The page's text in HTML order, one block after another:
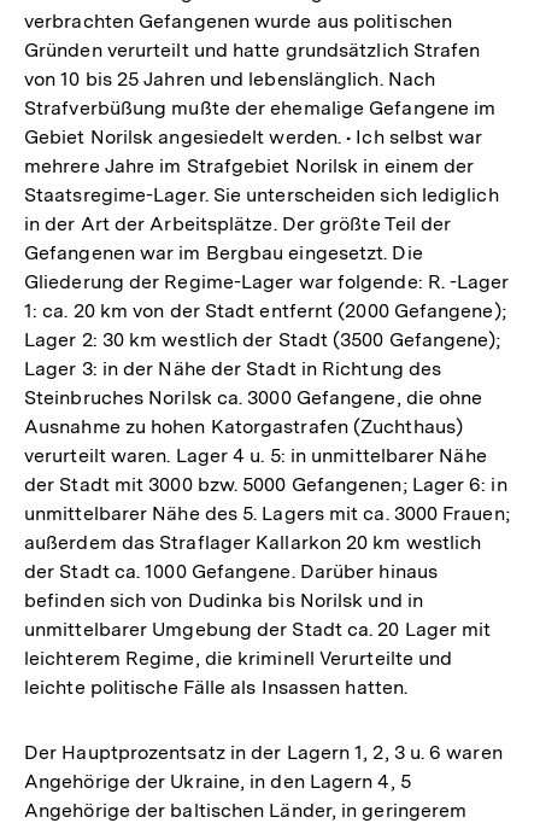
verbrachten Gefangenen wurde aus politischen
Gründen verurteilt und hatte grundsätzlich Strafen
von 10 bis 25 Jahren und lebenslänglich. Nach
Strafverbüßung mußte der ehemalige Gefangene im
Gebiet Norilsk angesiedelt werden. • Ich selbst war
mehrere Jahre im Strafgebiet Norilsk in einem der
Staatsregime-Lager. Sie unterscheiden sich lediglich
in der Art der Arbeitsplätze. Der größte Teil der
Gefangenen war im Bergbau eingesetzt. Die
Gliederung der Regime-Lager war folgende: R. -Lager
1: ca. 20 km von der Stadt entfernt (2000 Gefangene);
Lager 2: 30 km westlich der Stadt (3500 Gefangene);
Lager 3: in der Nähe der Stadt in Richtung des
Steinbruches Norilsk ca. 3000 Gefangene, die ohne
Ausnahme zu hohen Katorgastrafen (Zuchthaus)
verurteilt waren. Lager 4 u. 5: in unmittelbarer Nähe
der Stadt mit 3000 bzw. 5000 Gefangenen; Lager 6: in
unmittelbarer Nähe des 5. Lagers mit ca. 3000 Frauen;
außerdem das Straflager Kallarkon 20 km westlich
der Stadt ca. 1000 Gefangene. Darüber hinaus
befinden sich von Dudinka bis Norilsk und in
unmittelbarer Umgebung der Stadt ca. 20 Lager mit
leichterem Regime, die kriminell Verurteilte und
leichte politische Fälle als Insassen hatten.
Der Hauptprozentsatz in der Lagern 1, 2, 3 u. 6 waren
Angehörige der Ukraine, in den Lagern 4, 5
Angehörige der baltischen Länder, in geringerem